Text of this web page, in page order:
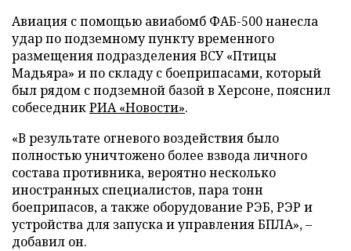
Авиация с помощью авиабомб ФАБ-500 нанесла
удар по подземному пункту временного
размещения подразделения ВСУ «Птицы
Мадьяра» и по складу с боеприпасами, который
был рядом с подземной базой в Херсоне, пояснил
собеседникРИА «Новости».
«В результате огневого воздействия было
полностью уничтожено более взвода личного
состава противника, вероятно несколько
иностранных специалистов, пара тонн
боеприпасов, а также оборудование РЭБ, РЭР и
устройства для запуска и управления БПЛА», –
добавил он.